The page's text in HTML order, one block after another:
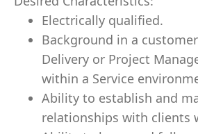
Electrically qualified.
Background in a
Delivery or Project
within a Service
Ability to establish and
relationships with clients